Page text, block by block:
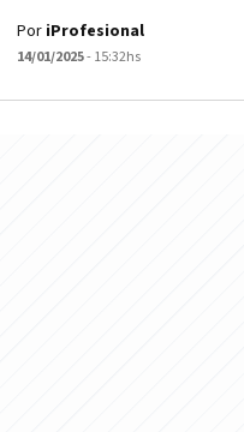
Por iProfesional
14/01/2025- 15:32hs